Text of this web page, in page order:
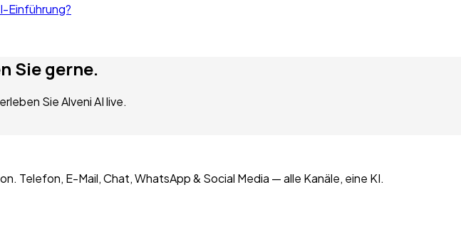
Einführung?
Sie gerne.
Sie Alveni AI live.
Telefon, E-Mail, Chat, WhatsApp & Social Media — alle Kanäle, eine KI.